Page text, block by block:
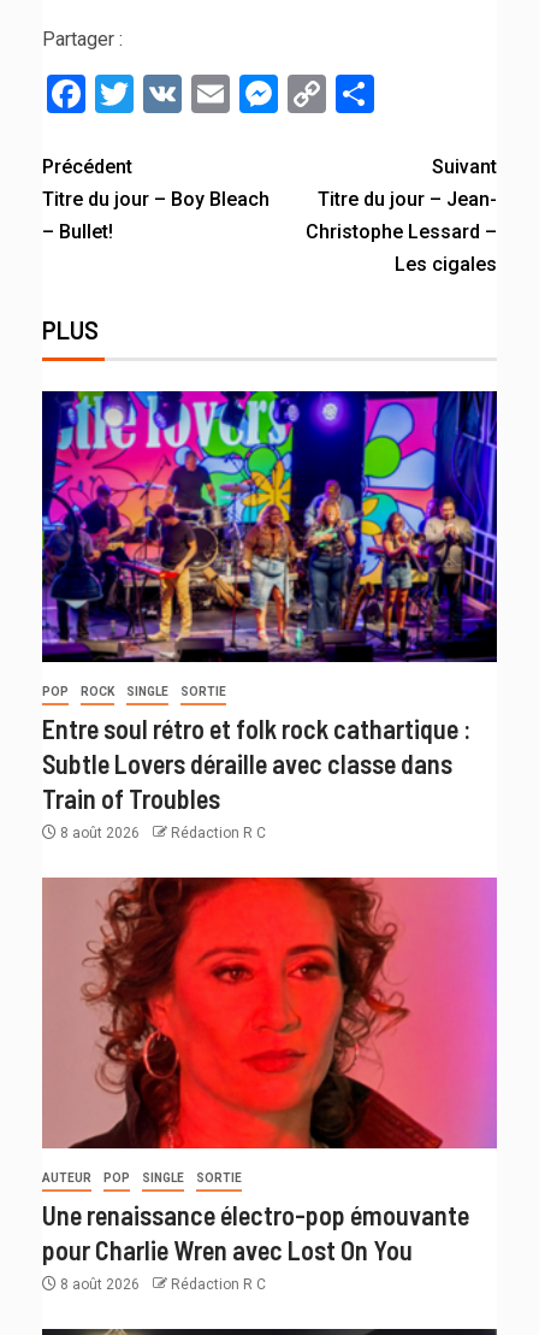
Partager :
Facebook
Twitter
VK EmailMessenger
Copy
Précédent
Titre du jour – Boy Bleach
– Bullet!
Suivant
Titre du jour – Jean-
Christophe Lessard –
Les cigales
PLUS
POP ROCK SINGLE SORTIE
Entre soul rétro et folk rock cathartique :
Subtle Lovers déraille avec classe dans
Train of Troubles
8 août 2026 Rédaction R C
AUTEUR POP SINGLE SORTIE
Une renaissance électro-pop émouvante
pour Charlie Wren avec Lost On You
8 août 2026 Rédaction R C